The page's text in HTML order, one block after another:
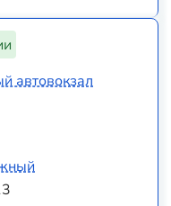
автовокзал